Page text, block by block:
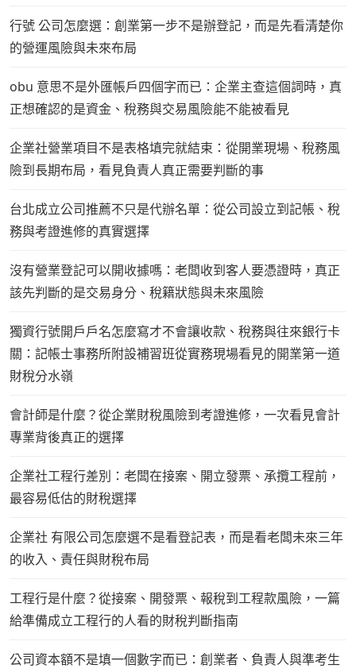
行號 公司怎麼選：創業第一步不是辦登記，而是先看清楚你
的營運風險與未來布局
obu 意思不是外匯帳戶四個字而已：企業主查這個詞時，真
正想確認的是資金、稅務與交易風險能不能被看見
企業社營業項目不是表格填完就結束：從開業現場、稅務風
險到長期布局，看見負責人真正需要判斷的事
台北成立公司推薦不只是代辦名單：從公司設立到記帳、稅
務與考證進修的真實選擇
沒有營業登記可以開收據嗎：老闆收到客人要憑證時，真正
該先判斷的是交易身分、稅籍狀態與未來風險
獨資行號開戶戶名怎麼寫才不會讓收款、稅務與往來銀行卡
關：記帳士事務所附設補習班從實務現場看見的開業第一道
財稅分水嶺
會計師是什麼？從企業財稅風險到考證進修，一次看見會計
專業背後真正的選擇
企業社工程行差別：老闆在接案、開立發票、承攬工程前，
最容易低估的財稅選擇
企業社 有限公司怎麼選不是看登記表，而是看老闆未來三年
的收入、責任與財稅布局
工程行是什麼？從接案、開發票、報稅到工程款風險，一篇
給準備成立工程行的人看的財稅判斷指南
公司資本額不是填一個數字而已：創業者、負責人與準考生